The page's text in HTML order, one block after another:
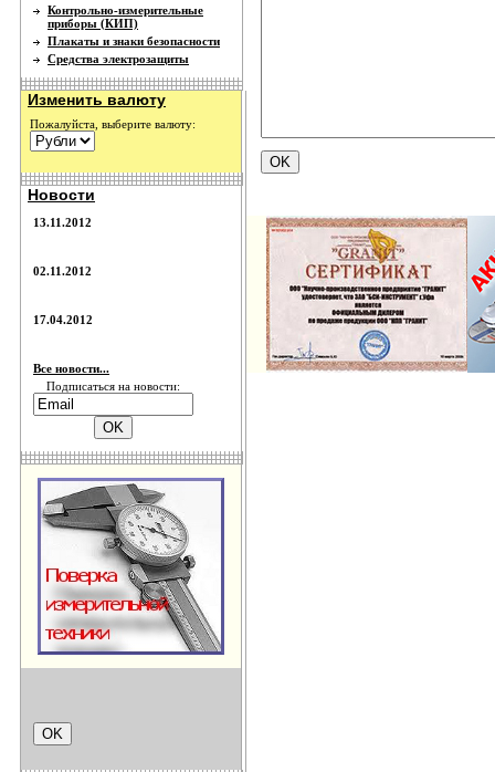
Контрольно-измерительные
приборы (КИП)
Плакаты и знаки безопасности
Средства электрозащиты
Изменить валюту
Пожалуйста, выберите валюту:
Новости
13.11.2012
02.11.2012
17.04.2012
Все новости...
Подписаться на новости: